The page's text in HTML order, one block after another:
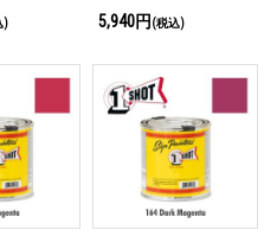
)
5,940円 (税込)